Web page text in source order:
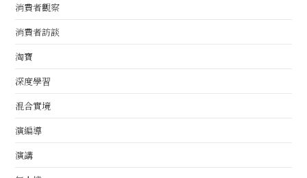
消費者觀察
消費者訪談
淘寶
深度學習
混合實境
演編導
演講